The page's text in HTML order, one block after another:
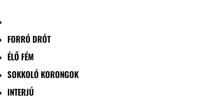
FORRÓ DRÓT
ÉLŐ FÉM
SOKKOLÓ KORONGOK
INTERJÚ